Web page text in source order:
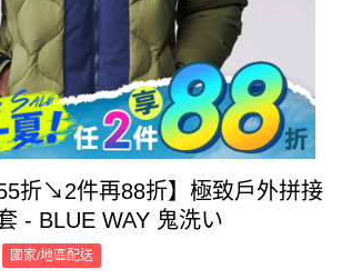
折↘2件再88折】極致戶外拼接
- BLUE WAY 鬼洗い
國家/地區配送